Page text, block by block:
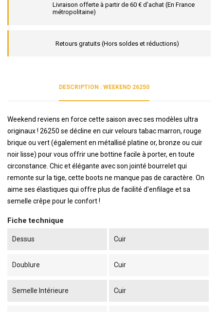
Livraison offerte à partir de 60 € d’achat (En France
métropolitaine)
Retours gratuits (Hors soldes et réductions)
DESCRIPTION : WEEKEND 26250
Weekend reviens en force cette saison avec ses modèles ultra
originaux ! 26250 se décline en cuir velours tabac marron, rouge
brique ou vert (également en métallisé platine or, bronze ou cuir
noir lisse) pour vous offrir une bottine facile à porter, en toute
circonstance. Chic et élégante avec son jointé bourrelet qui
remonte sur la tige, cette boots ne manque pas de caractère. On
aime ses élastiques qui offre plus de facilité d'enfilage et sa
semelle crêpe pour le confort !
Fiche technique
Dessus Cuir
Doublure Cuir
Semelle Intérieure Cuir